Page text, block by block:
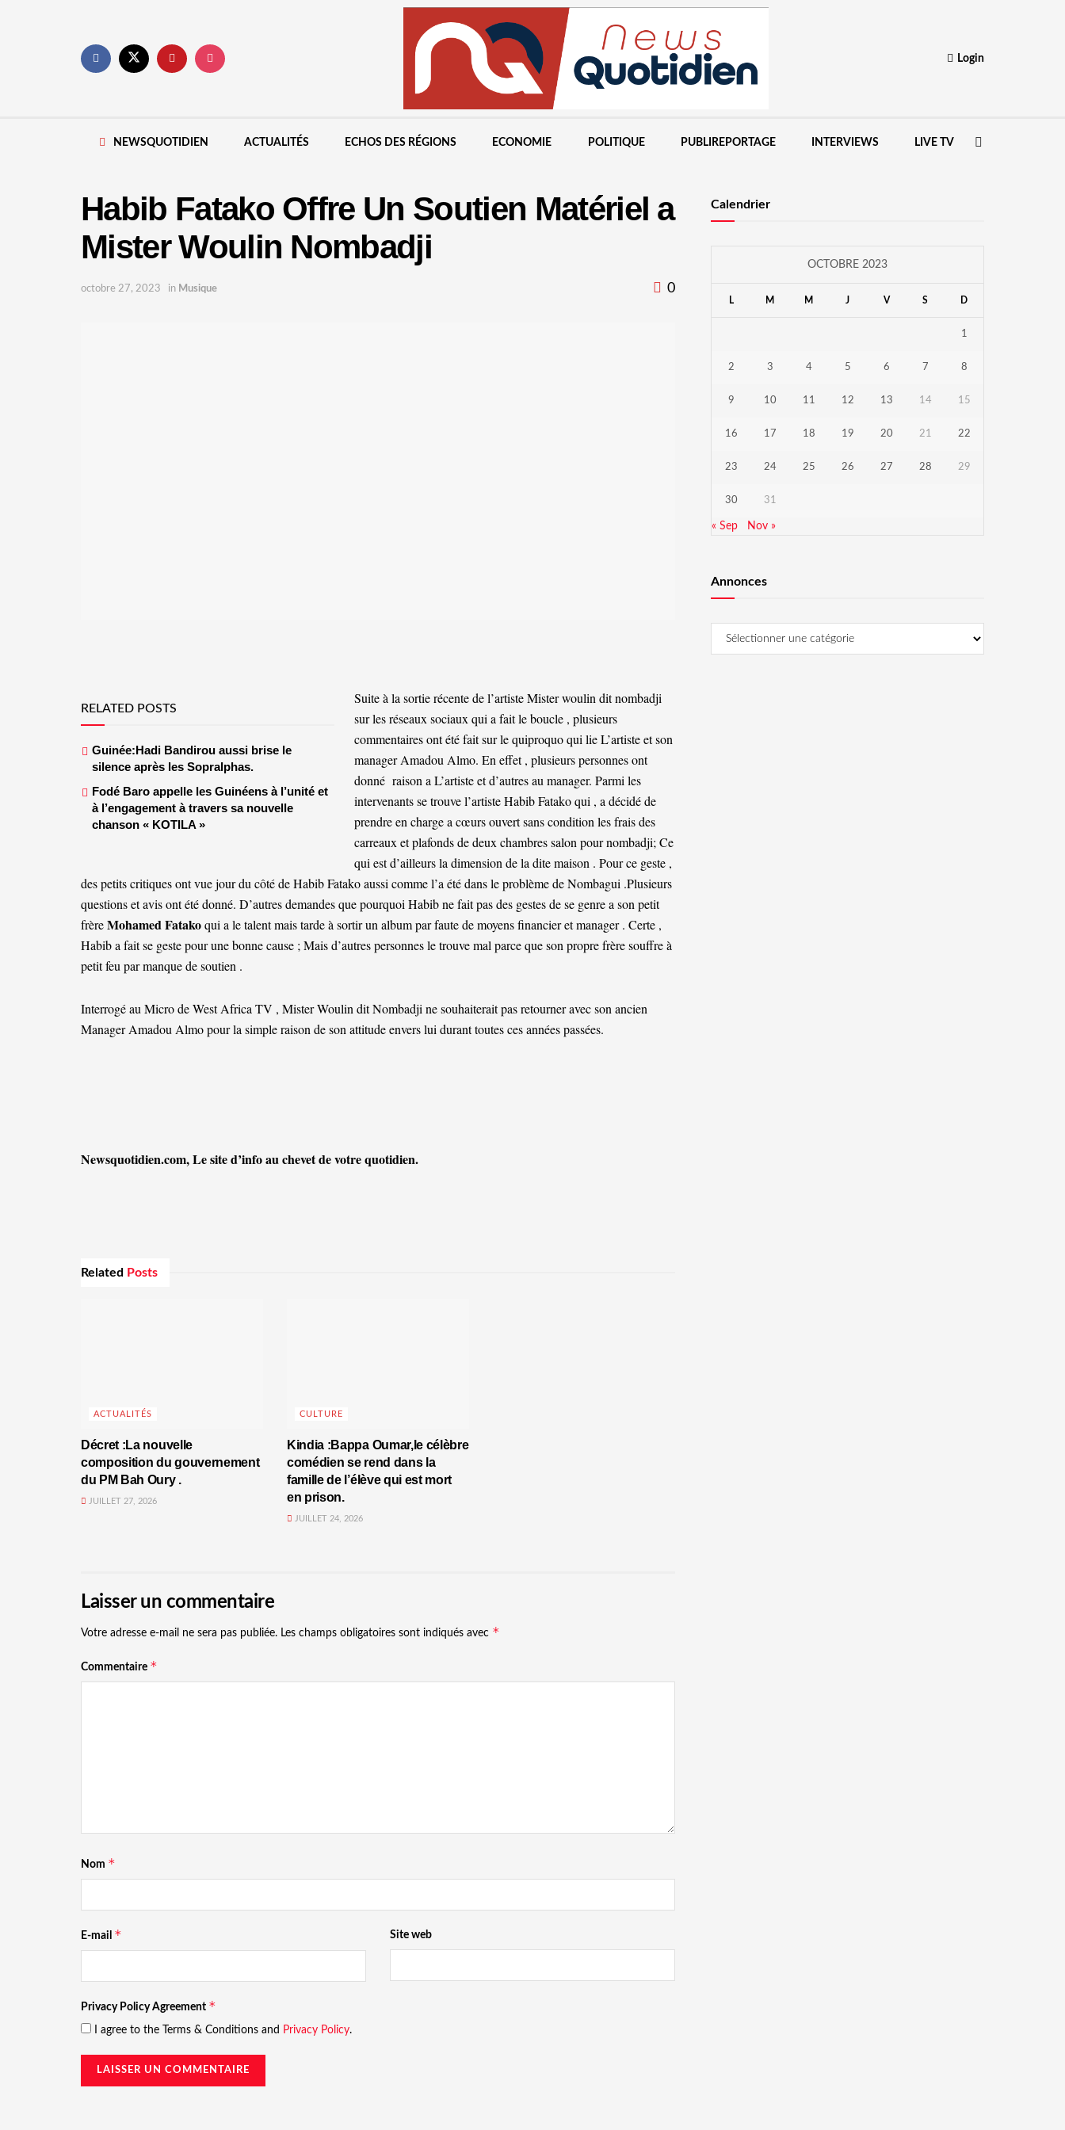
Login
NEWSQUOTIDIEN ACTUALITÉS ECHOS DES RÉGIONS ECONOMIE POLITIQUE PUBLIREPORTAGE INTERVIEWS LIVE TV
Habib Fatako Offre Un Soutien Matériel a
Mister Woulin Nombadji
octobre 27, 2023 in Musique 0
RELATED POSTS
Guinée:Hadi Bandirou aussi brise le
silence après les Sopralphas.
Fodé Baro appelle les Guinéens à l’unité et
à l’engagement à travers sa nouvelle
chanson « KOTILA »
Suite à la sortie récente de l’artiste Mister woulin dit nombadji
sur les réseaux sociaux qui a fait le boucle , plusieurs
commentaires ont été fait sur le quiproquo qui lie L’artiste et son
manager Amadou Almo. En effet , plusieurs personnes ont
donné raison a L’artiste et d’autres au manager. Parmi les
intervenants se trouve l’artiste Habib Fatako qui , a décidé de
prendre en charge a cœurs ouvert sans condition les frais des
carreaux et plafonds de deux chambres salon pour nombadji; Ce
qui est d’ailleurs la dimension de la dite maison . Pour ce geste ,
des petits critiques ont vue jour du côté de Habib Fatako aussi comme l’a été dans le problème de Nombagui .Plusieurs
questions et avis ont été donné. D’autres demandes que pourquoi Habib ne fait pas des gestes de se genre a son petit
frèreMohamed Fatakoqui a le talent mais tarde à sortir un album par faute de moyens financier et manager . Certe ,
Habib a fait se geste pour une bonne cause ; Mais d’autres personnes le trouve mal parce que son propre frère souffre à
petit feu par manque de soutien .
Interrogé au Micro de West Africa TV , Mister Woulin dit Nombadji ne souhaiterait pas retourner avec son ancien
Manager Amadou Almo pour la simple raison de son attitude envers lui durant toutes ces années passées.
Newsquotidien.com, Le site d’info au chevet de votre quotidien.
Related Posts
ACTUALITÉS
Décret :La nouvelle
composition du gouvernement
du PM Bah Oury .
JUILLET 27, 2026
CULTURE
Kindia :Bappa Oumar,le célèbre
comédien se rend dans la
famille de l’élève qui est mort
en prison.
JUILLET 24, 2026
Laisser un commentaire
Votre adresse e-mail ne sera pas publiée. Les champs obligatoires sont indiqués avec *
Commentaire *
Nom *
E-mail * Site web
Privacy Policy Agreement *
I agree to the Terms & Conditions and Privacy Policy.
Calendrier
OCTOBRE 2023
L M M J V S D
1
2 3 4 5 6 7 8
9 10 11 12 13 14 15
16 17 18 19 20 21 22
23 24 25 26 27 28 29
30 31
« Sep Nov »
Annonces